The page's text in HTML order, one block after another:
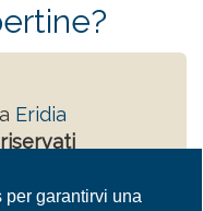
per garantirvi una
Eridia